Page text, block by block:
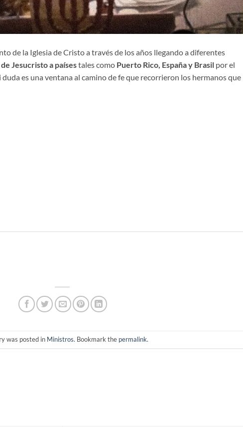
de la Iglesia de Cristo a través de los años llegando a diferentes
Jesucristo a paísestales como Puerto Rico, España y Brasil por el
duda es una ventana al camino de fe que recorrieron los hermanos que
was posted in Ministros. Bookmark the permalink.